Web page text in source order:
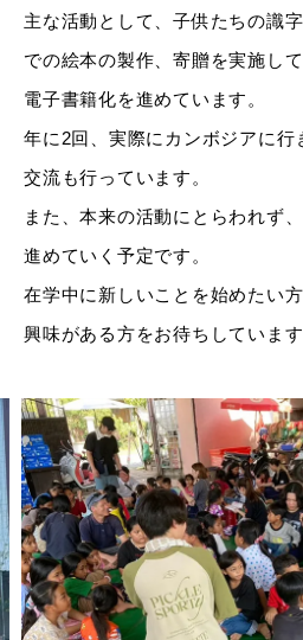
主な活動として、子供たちの識
での絵本の製作、寄贈を実施し
電子書籍化を進めています。
年に2回、実際にカンボジアに行
交流も行っています。
また、本来の活動にとらわれず
進めていく予定です。
在学中に新しいことを始めたい
興味がある方をお待ちしています